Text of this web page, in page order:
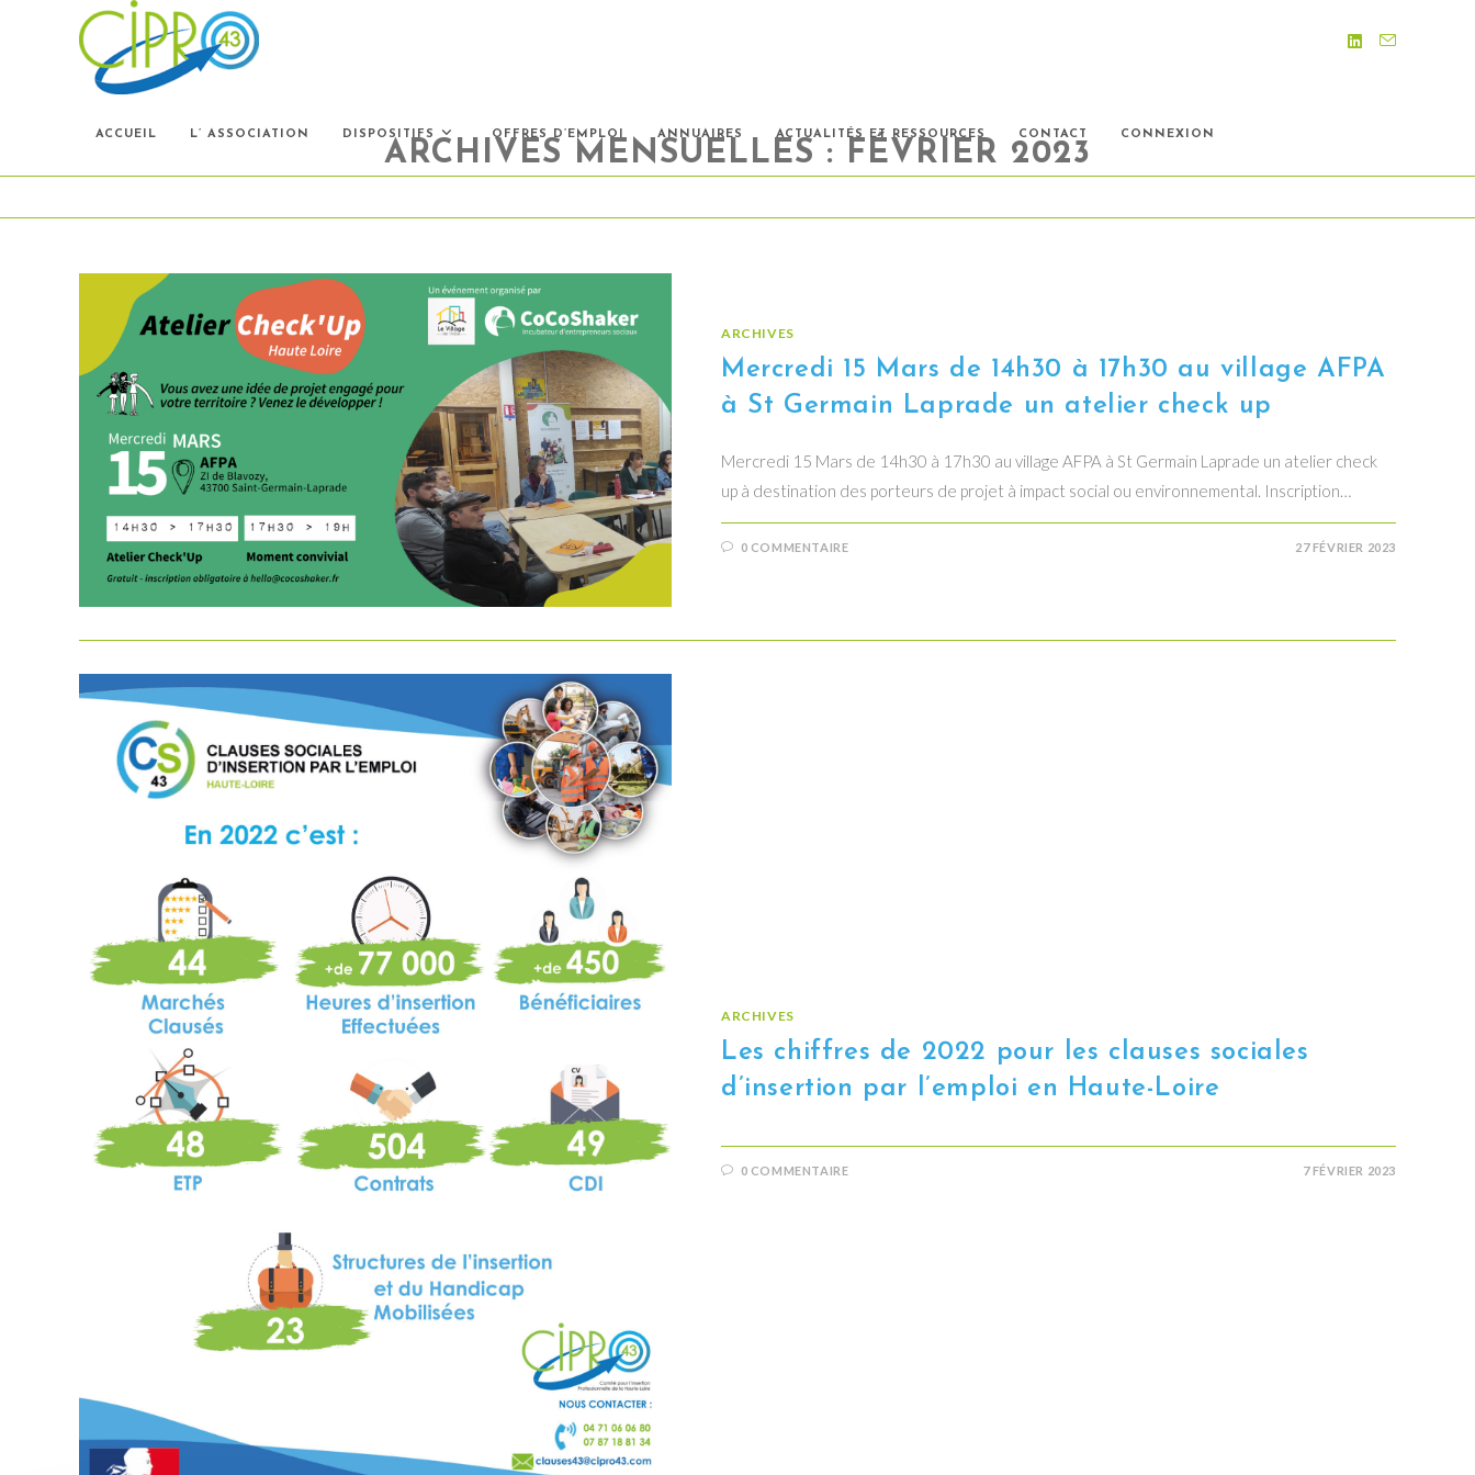
ACCUEIL L’ ASSOCIATION DISPOSITIFS OFFRES D’EMPLOI ANNUAIRES ACTUALITÉS ET RESSOURCES CONTACT CONNEXION
ARCHIVES MENSUELLES : FÉVRIER 2023
ARCHIVES
Mercredi 15 Mars de 14h30 à 17h30 au village AFPA
à St Germain Laprade un atelier check up
Mercredi 15 Mars de 14h30 à 17h30 au village AFPA à St Germain Laprade un atelier check
up à destination des porteurs de projet à impact social ou environnemental. Inscription…
0 COMMENTAIRE 27 FÉVRIER 2023
ARCHIVES
Les chiffres de 2022 pour les clauses sociales
d’insertion par l’emploi en Haute-Loire
0 COMMENTAIRE 7 FÉVRIER 2023